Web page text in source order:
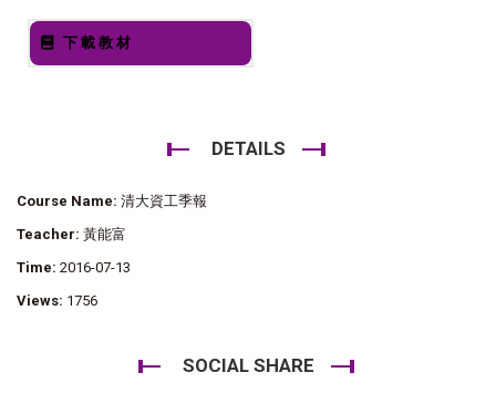
下載教材
DETAILS
Course Name: 清大資工季報
Teacher: 黃能富
Time: 2016-07-13
Views: 1756
SOCIAL SHARE